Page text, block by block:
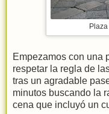
Empezamos con una
respetar la regla de
tras un agradable
minutos buscando la
cena que incluyó un